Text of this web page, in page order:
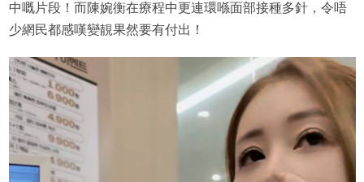
中嘅片段！而陳婉衡在療程中更連環喺面部接種多針，令唔
少網民都感嘆變靚果然要有付出！